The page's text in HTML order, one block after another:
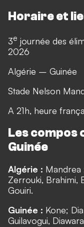
Horaire et
3e journée des
2026
Algérie – Guinée
Stade Nelson
A 21h, heure
Les compos
Guinée
Algérie : Mandrea
Zerrouki, Brahimi,
Gouiri.
Guinée : Kone;
Guilavogui,